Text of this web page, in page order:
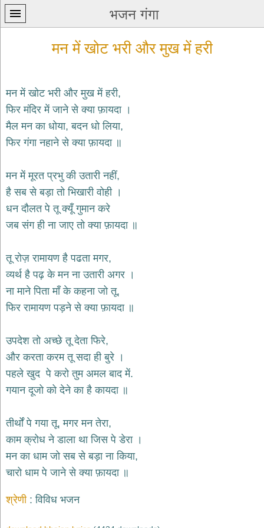
भजन गंगा
प्रथम
पन्ना
home
भजन
krishna
bhajans
शिव
भजन
हनुमान
भजन
hanuman
bhajans
साईं
sai
bhajans
जैन
भजन
jain
bhajans
दुर्गा
भजन
durga
bhajans
गणेश
भजन
bhajans
मन में खोट भरी और मुख में हरी
मन में खोट भरी और मुख में हरी,
फिर मंदिर में जाने से क्या फ़ायदा ।
मैल मन का धोया, बदन धो लिया,
फिर गंगा नहाने से क्या फ़ायदा ॥
मन में मूरत प्रभु की उतारी नहीं,
है सब से बड़ा तो भिखारी वोही ।
धन दौलत पे तू क्यूँ गुमान करे
जब संग ही ना जाए तो क्या फ़ायदा ॥
तू रोज़ रामायण है पढता मगर,
व्यर्थ है पढ़ के मन ना उतारी अगर ।
ना माने पिता माँ के कहना जो तू,
फिर रामायण पड़ने से क्या फ़ायदा ॥
उपदेश तो अच्छे तू देता फिरे,
और करता करम तू सदा ही बुरे ।
पहले खुद पे करो तुम अमल बाद में.
गयान दूजो को देने का है कायदा ॥
तीर्थों पे गया तू, मगर मन तेरा,
काम क्रोध ने डाला था जिस पे डेरा ।
मन का धाम जो सब से बड़ा ना किया,
चारो धाम पे जाने से क्या फ़ायदा ॥
श्रेणी विविध भजन